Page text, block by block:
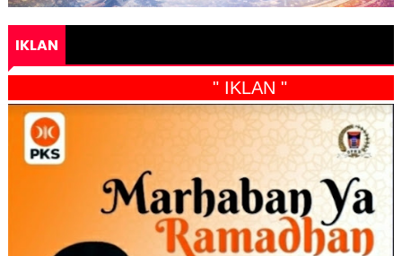
IKLAN
" IKLAN "